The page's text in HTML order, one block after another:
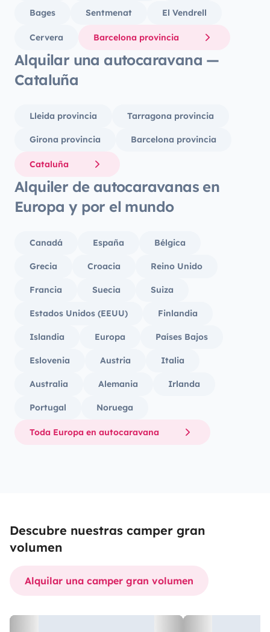
Bages Sentmenat El Vendrell
Cervera Barcelona provincia
Alquilar una autocaravana —
Cataluña
Lleida provincia Tarragona provincia
Girona provincia Barcelona provincia
Cataluña
Alquiler de autocaravanas en
Europa y por el mundo
Canadá España Bélgica
Grecia Croacia Reino Unido
Francia Suecia Suiza
Estados Unidos (EEUU) Finlandia
Islandia Europa Países Bajos
Eslovenia Austria Italia
Australia Alemania Irlanda
Portugal Noruega
Toda Europa en autocaravana
Descubre nuestras camper gran
volumen
Alquilar una camper gran volumen